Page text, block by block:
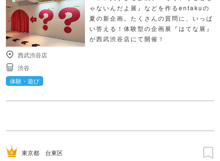
ゃないんだよ展』などを作るentakuの
夏の新企画。たくさんの質問に、いっぱ
い答える！体験型の企画展『はてな展』
が西武渋谷店にて開催！
西武渋谷店
渋谷
体験・遊び
東京都 台東区